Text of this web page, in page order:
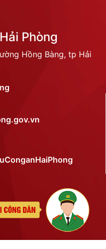
Phòng
Hồng Bàng, tp Hải